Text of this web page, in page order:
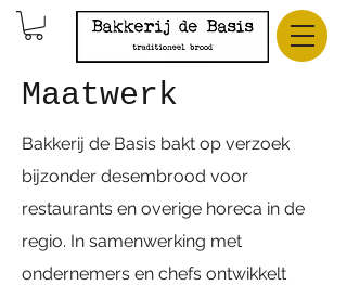
Maatwerk
Bakkerij de Basis bakt op verzoek
bijzonder desembrood voor
restaurants en overige horeca in de
regio. In samenwerking met
ondernemers en chefs ontwikkelt